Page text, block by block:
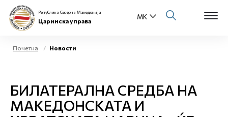
Физички лица
Република Северна Македонија
Царинска управа
Почетна Новости
БИЛАТЕРАЛНА СРЕДБА НА
МАКЕДОНСКАТА И